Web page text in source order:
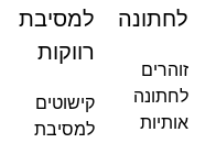
לחתונה
זוהרים
לחתונה
אותיות
למסיבת
רווקות
קישוטים
למסיבת